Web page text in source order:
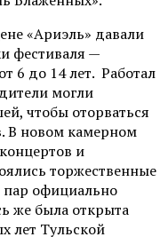
«Ариэль» давали
фестиваля —
6 до 14 лет. Работал
могли
чтобы оторваться
В новом камерном
и
торжественные
пар официально
же была открыта
лет Тульской